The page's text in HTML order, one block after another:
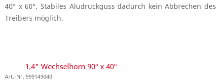
40° x 60°. Stabiles Aludruckguss dadurch kein Abbrechen des
Treibers möglich.
1,4" Wechselhorn 90° x 40°
Art.-Nr. 999149040